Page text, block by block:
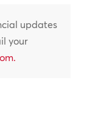
updates
your
.